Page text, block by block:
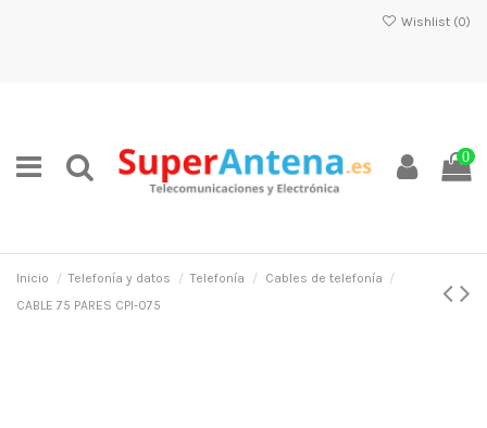
Wishlist (0)
0
Inicio Telefonía y datos Telefonía
Cables de telefonía
CABLE 75 PARES CPI-075